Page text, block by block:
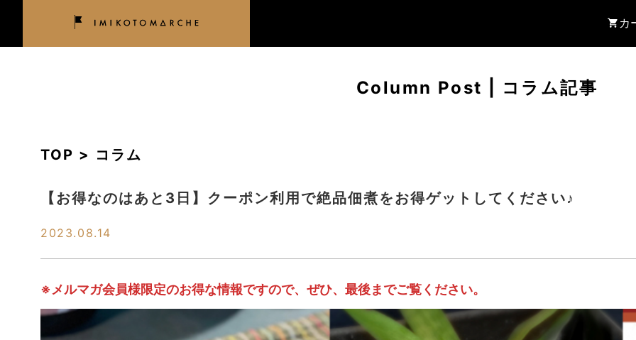
カ
Column Post コラム記事
TOP > コラム
【お得なのはあと3日】クーポン利用で絶品佃煮をお得ゲットしてください♪
2023.08.14
※メルマガ会員様限定のお得な情報ですので、ぜひ、最後までご覧ください。